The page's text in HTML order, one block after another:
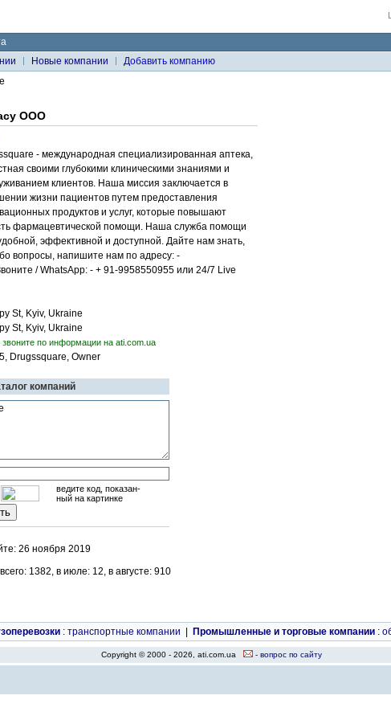
Новые компании
Добавить компанию
OOO
- международная специализированная аптека,
своими глубокими клиническими знаниями и
клиентов. Наша миссия заключается в
жизни пациентов путем предоставления
продуктов и услуг, которые повышают
фармацевтической помощи. Наша служба помощи
эффективной и доступной. Дайте нам знать,
вопросы, напишите нам по адресу: -
/ WhatsApp: - + 91-9958550955 или 24/7 Live
St, Kyiv, Ukraine
St, Kyiv, Ukraine
звоните по информации на ati.com.ua
Drugssquare, Owner
компаний
ведите код, показан-
ный на картинке
26 ноября 2019
1382, в июле: 12, в августе: 910
: транспортные компании Промышленные и торговые компании :
Copyright © 2000 - 2026, ati.com.ua - вопрос по сайту